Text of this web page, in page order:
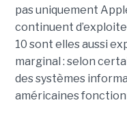
pas uniquement
continuent
10 sont elles aussi
marginal : selon
des systèmes
américaines